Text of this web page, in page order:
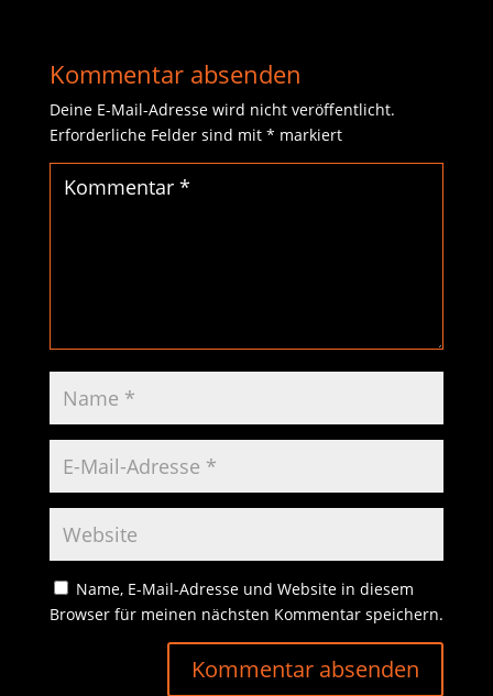
Kommentar absenden
Deine E-Mail-Adresse wird nicht veröffentlicht.
Erforderliche Felder sind mit * markiert
Name, E-Mail-Adresse und Website in diesem
Browser für meinen nächsten Kommentar speichern.